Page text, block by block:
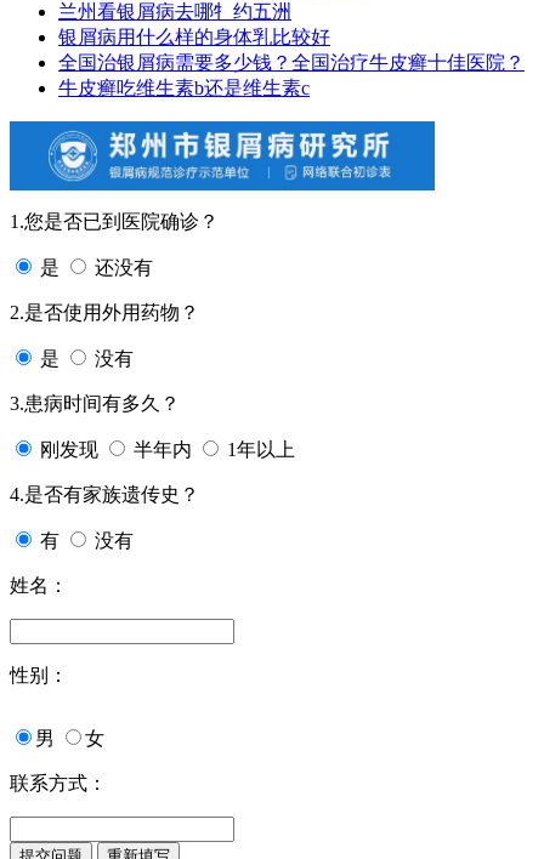
兰州看银屑病去哪牜约五洲
银屑病用什么样的身体乳比较好
全国治银屑病需要多少钱？全国治疗牛皮癣十佳医院？
牛皮癣吃维生素b还是维生素c
1.您是否已到医院确诊？
是 还没有
2.是否使用外用药物？
是 没有
3.患病时间有多久？
刚发现 半年内 1年以上
4.是否有家族遗传史？
有 没有
姓名：
性别：
男 女
联系方式：